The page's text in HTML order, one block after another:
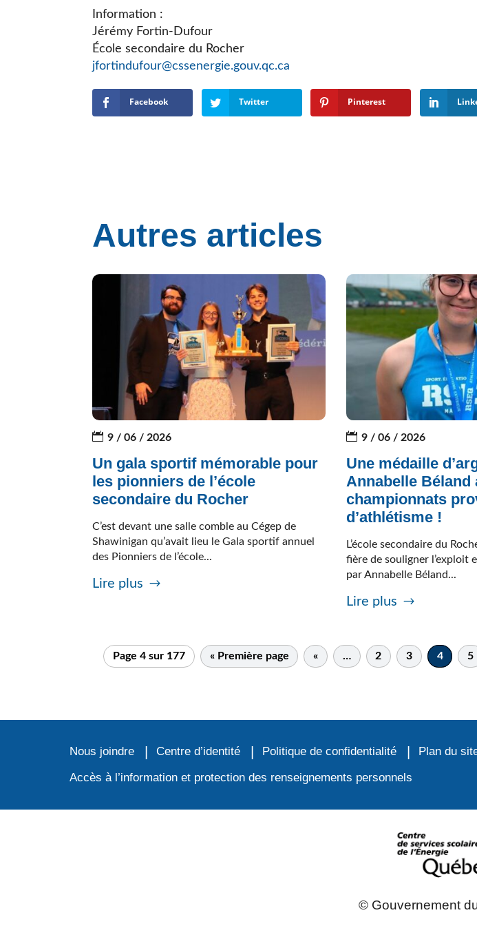
Information :
Jérémy Fortin-Dufour
École secondaire du Rocher
jfortindufour@cssenergie.gouv.qc.ca
Facebook Twitter Pinterest
Autres articles
9 / 06 / 2026
Un gala sportif mémorable pour
les pionniers de l’école
secondaire du Rocher
C’est devant une salle comble au Cégep de
Shawinigan qu’avait lieu le Gala sportif annuel
des Pionniers de l’école...
Lire plus
9 / 06 / 2026
Une médaille
Annabelle Béland
championnats
d’athlétisme !
L’école secondaire du
fière de souligner l’exploit
par Annabelle Béland...
Lire plus
Page 4 sur 177 « Première page « … 2 3 4 5
Nous joindre Centre d’identité Politique de confidentialité
Plan du
Accès à l’information et protection des renseignements personnels
© Gouvernement